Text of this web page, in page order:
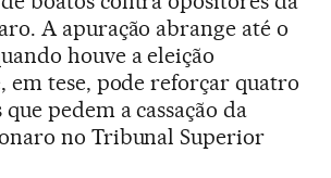
A apuração abrange até o
houve a eleição
em tese, pode reforçar quatro
pedem a cassação da
no Tribunal Superior